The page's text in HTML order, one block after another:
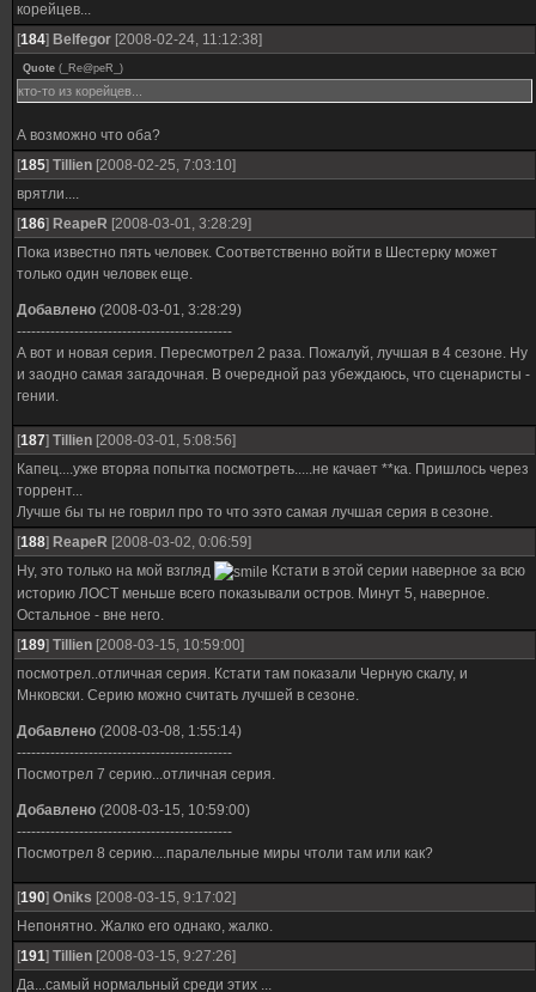
корейцев...
[184] Belfegor [2008-02-24, 11:12:38]
Quote ( _Re@peR_ )
кто-то из корейцев...
А возможно что оба?
[185] Tillien [2008-02-25, 7:03:10]
врятли....
[186] ReapeR [2008-03-01, 3:28:29]
Пока известно пять человек. Соответственно войти в Шестерку может
только один человек еще.
Добавлено (2008-03-01, 3:28:29)
---------------------------------------------
А вот и новая серия. Пересмотрел 2 раза. Пожалуй, лучшая в 4 сезоне. Ну
и заодно самая загадочная. В очередной раз убеждаюсь, что сценаристы -
гении.
[187] Tillien [2008-03-01, 5:08:56]
Капец....уже вторяа попытка посмотреть.....не качает **ка. Пришлось через
торрент...
Лучше бы ты не говрил про то что ээто самая лучшая серия в сезоне.
[188] ReapeR [2008-03-02, 0:06:59]
Ну, это только на мой взгляд
Кстати в этой серии наверное за всю
историю ЛОСТ меньше всего показывали остров. Минут 5, наверное.
Остальное - вне него.
[189] Tillien [2008-03-15, 10:59:00]
посмотрел..отличная серия. Кстати там показали Черную скалу, и
Мнковски. Серию можно считать лучшей в сезоне.
Добавлено (2008-03-08, 1:55:14)
---------------------------------------------
Посмотрел 7 серию...отличная серия.
Добавлено (2008-03-15, 10:59:00)
---------------------------------------------
Посмотрел 8 серию....паралельные миры чтоли там или как?
[190] Oniks [2008-03-15, 9:17:02]
Непонятно. Жалко его однако, жалко.
[191] Tillien [2008-03-15, 9:27:26]
Да...самый нормальный среди этих ...